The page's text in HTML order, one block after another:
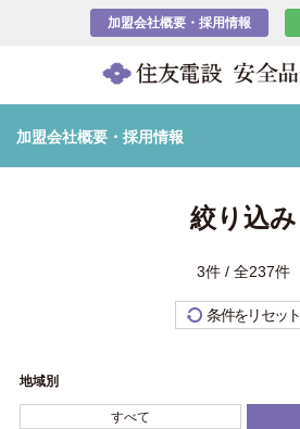
加盟会社概要・採用情報
加盟会社概要・採用情報
絞り込み
3件 / 全237件
条件をリセット
地域別
すべて